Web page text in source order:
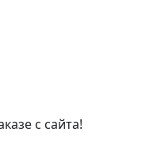
с сайта!